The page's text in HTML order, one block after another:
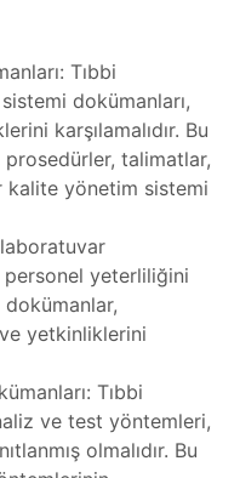
Tıbbi
dokümanları,
karşılamalıdır. Bu
talimatlar,
kalite yönetim sistemi
personel yeterliliğini
yetkinliklerini
Tıbbi
ve test yöntemleri,
olmalıdır. Bu